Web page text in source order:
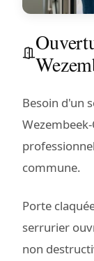
Besoin d'un
commune.
Porte
serrurier
non